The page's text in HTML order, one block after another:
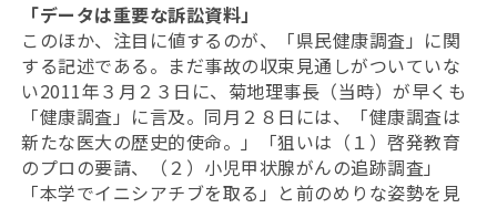
「データは重要な訴訟資料」
このほか、注目に値するのが、「県民健康調査」に関
する記述である。まだ事故の収束見通しがついていな
い2011年３月２３日に、菊地理事長（当時）が早くも
「健康調査」に言及。同月２８日には、「健康調査は
新たな医大の歴史的使命。」「狙いは（１）啓発教育
のプロの要請、（２）小児甲状腺がんの追跡調査」
「本学でイニシアチブを取る」と前のめりな姿勢を見